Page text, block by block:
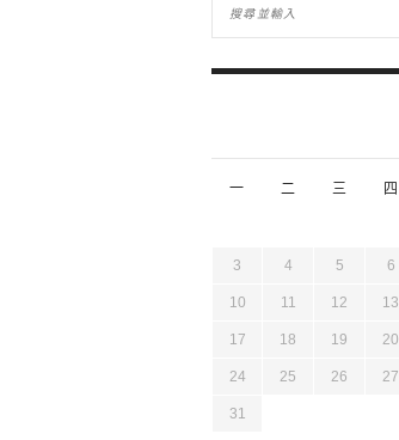
一 二 三 四
3 4 5 6
10 11 12 13
17 18 19 20
24 25 26 27
31